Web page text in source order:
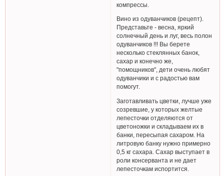
компрессы.
Вино из одуванчиков (рецепт).
Представьте - весна, яркий
солнечный день и луг, весь полон
одуванчиков !!! Вы берете
несколько стеклянных банок,
сахар и конечно же,
"помощников", дети очень любят
одуванчики и с радостью вам
помогут.
Заготавливать цветки, лучше уже
созревшие, у которых желтые
лепесточки отделяются от
цветоножки и складываем их в
банки, пересыпая сахаром. На
литровую банку нужно примерно
0,5 кг сахара. Сахар выступает в
роли консерванта и не дает
лепесточкам испортится.